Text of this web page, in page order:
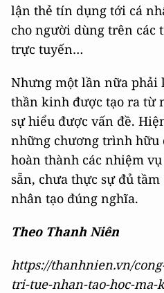
lận thẻ tín dụng tới cá
cho người dùng trên các
trực tuyến…
Nhưng một lần nữa phải
thần kinh được tạo ra từ
sự hiểu được vấn đề.
những chương trình hữu
hoàn thành các nhiệm
sẵn, chưa thực sự đủ
nhân tạo đúng nghĩa.
Theo Thanh Niên
https://thanhnien.vn/
tri-tue-nhan-tao-hoc-ma-